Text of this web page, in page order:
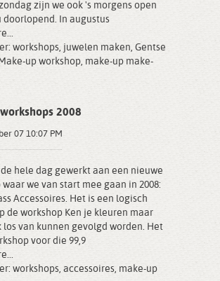
zijn we ook 's morgens open
doorlopend. In augustus
workshops, juwelen maken, Gentse
Make-up workshop, make-up make-
2008
07 10:07 PM
hele dag gewerkt aan een nieuwe
waar we van start mee gaan in 2008:
Accessoires. Het is een logisch
de workshop Ken je kleuren maar
los van kunnen gevolgd worden. Het
voor die 99,9
workshops, accessoires, make-up